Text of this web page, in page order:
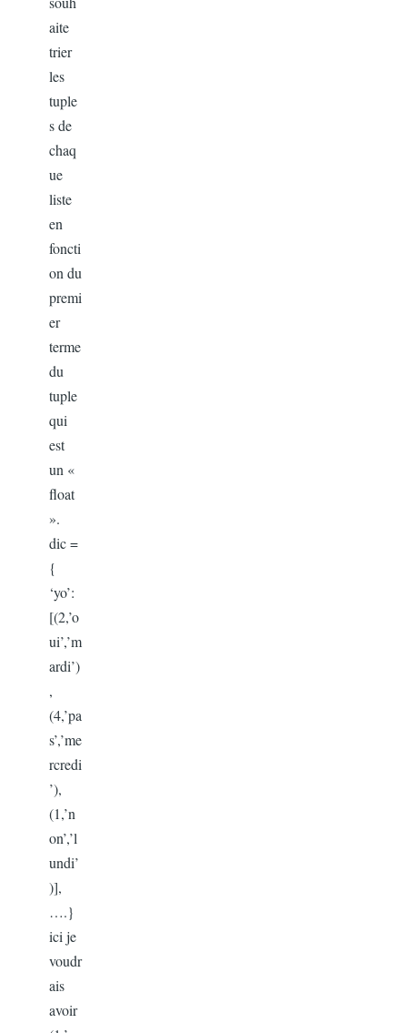
aite
trier
les
tuple
s de
chaq
ue
liste
en
foncti
on du
premi
er
terme
du
tuple
qui
est
un «
float
».
dic =
{
‘yo’:
[(2,’o
ui’,’m
ardi’)
,
(4,’pa
s’,’me
rcredi
’),
(1,’n
on’,’l
undi’
)],
….}
ici je
voudr
ais
avoir